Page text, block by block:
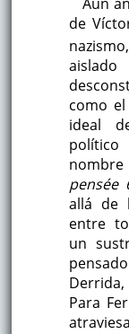
de
nazismo,
como
ideal
nombre
pensée
allá de
entre
un
Para